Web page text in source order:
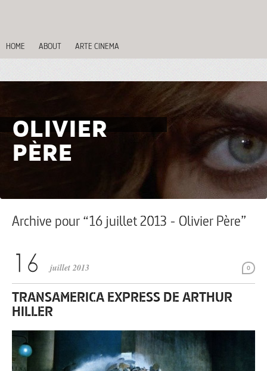
HOME ABOUT ARTE CINEMA
OLIVIER
PÈRE
Archive pour “16 juillet 2013 - Olivier Père”
0
juillet 2013
TRANSAMERICA EXPRESS DE ARTHUR
HILLER